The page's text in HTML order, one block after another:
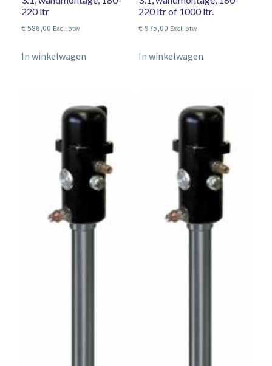
220 ltr
€586,00 Excl. btw
In winkelwagen
220 ltr of 1000 ltr.
€975,00 Excl. btw
In winkelwagen